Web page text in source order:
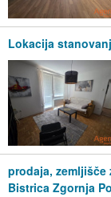
Lokacija
prodaja,
Bistrica Zgornja Po